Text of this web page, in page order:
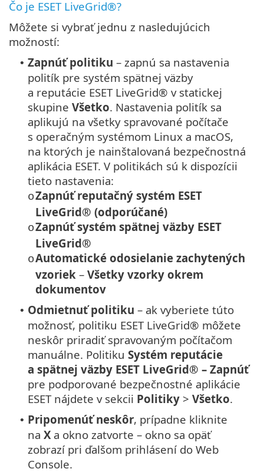
Čo je ESET LiveGrid®?
Môžete si vybrať jednu z nasledujúcich
možností:
• Zapnúť politiku – zapnú sa nastavenia
politík pre systém spätnej väzby
a reputácie ESET LiveGrid® v statickej
skupine Všetko. Nastavenia politík sa
aplikujú na všetky spravované počítače
s operačným systémom Linux a macOS,
na ktorých je nainštalovaná bezpečnostná
aplikácia ESET. V politikách sú k dispozícii
tieto nastavenia:
oZapnúť reputačný systém ESET
LiveGrid® (odporúčané)
oZapnúť systém spätnej väzby ESET
LiveGrid®
oAutomatické odosielanie zachytených
vzoriek – Všetky vzorky okrem
dokumentov
• Odmietnuť politiku – ak vyberiete túto
možnosť, politiku ESET LiveGrid® môžete
neskôr priradiť spravovaným počítačom
manuálne. Politiku Systém reputácie
a spätnej väzby ESET LiveGrid® – Zapnúť
pre podporované bezpečnostné aplikácie
ESET nájdete v sekcii Politiky > Všetko.
• Pripomenúť neskôr, prípadne kliknite
na X a okno zatvorte – okno sa opäť
zobrazí pri ďalšom prihlásení do Web
Console.